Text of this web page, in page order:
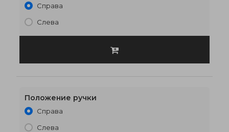
700 x 2150
Справа
Слева
800 x 2000
Положение ручки
Справа
Слева